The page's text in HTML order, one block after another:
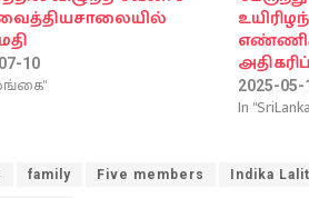
10
2025-05-
In
family Five members Indika